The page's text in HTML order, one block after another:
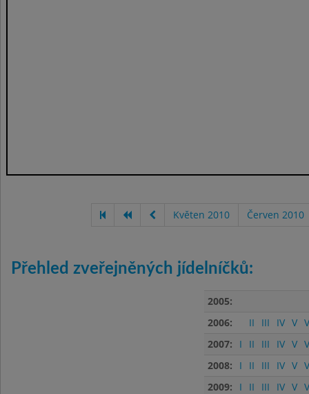
Květen 2010 Červen 2010
Přehled zveřejněných jídelníčků:
2005:
2006:
II III IV V
2007:
I II III IV V
2008:
I II III IV V
2009:
I II III IV V